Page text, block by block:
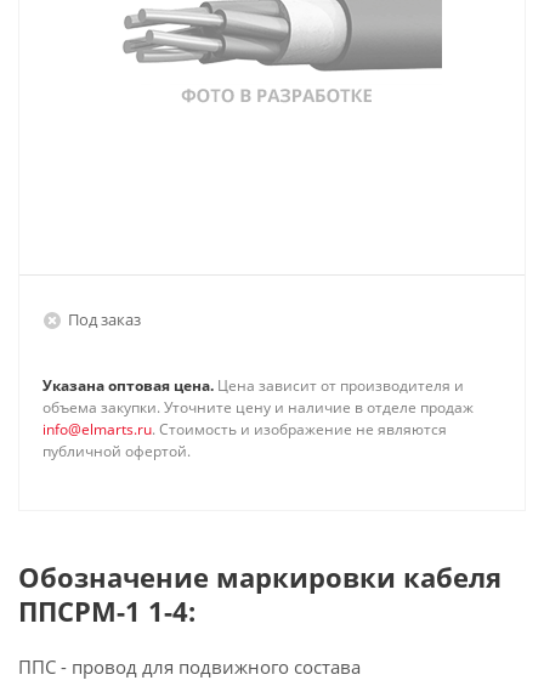
Под заказ
Указана оптовая цена. Цена зависит от производителя и
объема закупки. Уточните цену и наличие в отделе продаж
info@elmarts.ru. Стоимость и изображение не являются
публичной офертой.
Обозначение маркировки кабеля
ППСРМ-1 1-4:
ППС - провод для подвижного состава